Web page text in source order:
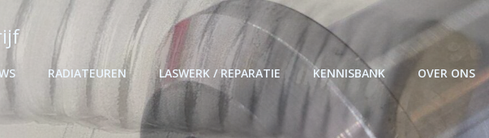
RADIATEUREN LASWERK / REPARATIE KENNISBANK OVER ONS